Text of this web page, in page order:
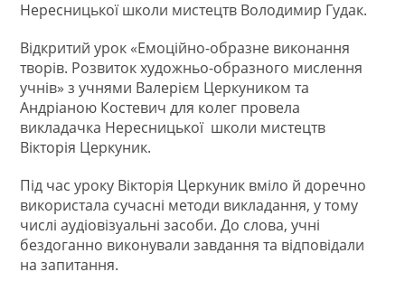
Нересницької школи мистецтв Володимир Гудак.
Відкритий урок «Емоційно-образне виконання
творів. Розвиток художньо-образного мислення
учнів» з учнями Валерієм Церкуником та
Андріаною Костевич для колег провела
викладачка Нересницької школи мистецтв
Вікторія Церкуник.
Під час уроку Вікторія Церкуник вміло й доречно
використала сучасні методи викладання, у тому
числі аудіовізуальні засоби. До слова, учні
бездоганно виконували завдання та відповідали
на запитання.